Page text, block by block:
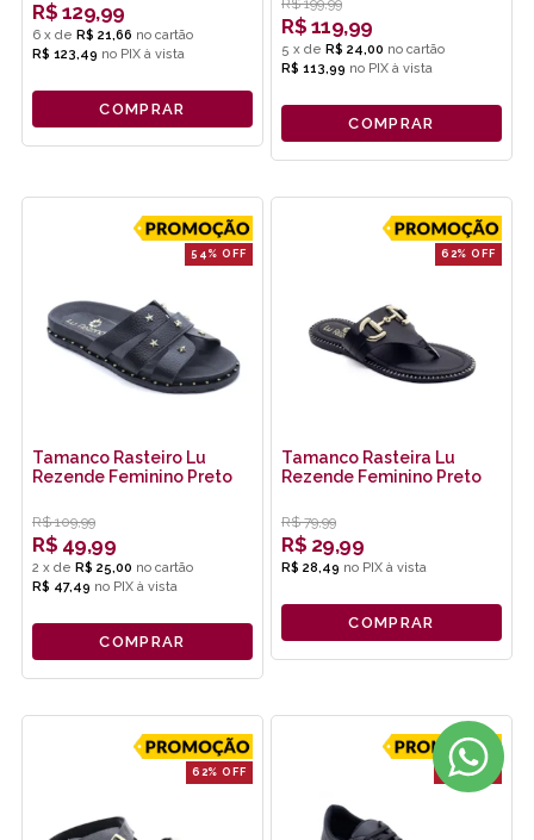
R$ 129,99
6 x de R$ 21,66
R$ 123,49 no PIX
COMPRAR
R$ 199,99
R$ 119,99
5 x de R$ 24,00
R$ 113,99 no PIX
COMPRAR
54% OFF
Tamanco Rasteiro Lu
Rezende Feminino Preto
R$ 109,99
R$ 49,99
2 x de R$ 25,00
R$ 47,49 no PIX
COMPRAR
62% OFF
Tamanco Rasteira Lu
Rezende Feminino Preto
R$ 79,99
R$ 29,99
R$ 28,49 no PIX
COMPRAR
62% OFF 41% OFF